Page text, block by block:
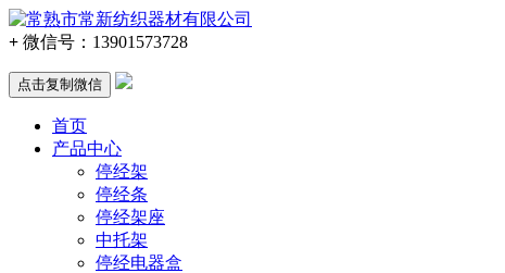
+ 微信号： 13901573728
点击复制微信
首页
产品中心
停经架
停经条
停经架座
中托架
停经电器盒